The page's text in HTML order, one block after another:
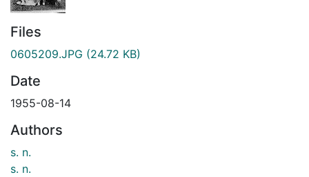
Files
0605209.JPG (24.72 KB)
Date
1955-08-14
Authors
s. n.
s. n.